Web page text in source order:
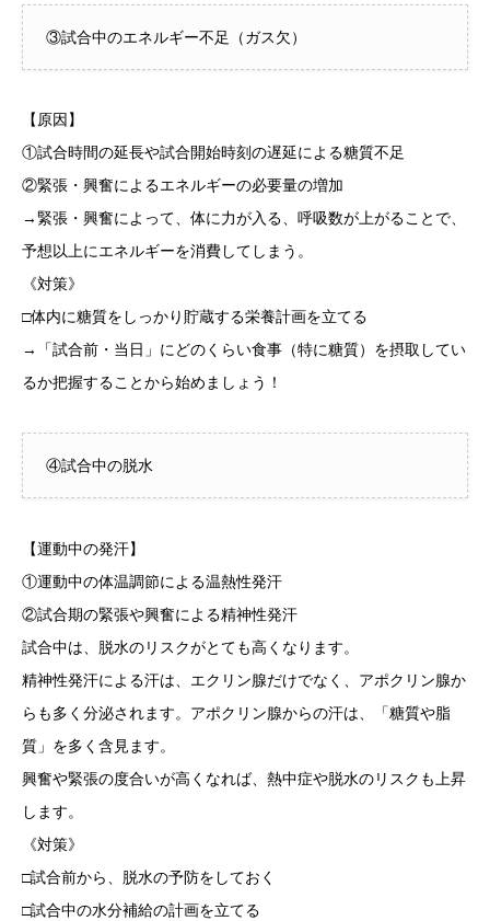
③試合中のエネルギー不足（ガス欠）
【原因】
①試合時間の延長や試合開始時刻の遅延による糖質不足
②緊張・興奮によるエネルギーの必要量の増加
→緊張・興奮によって、体に力が入る、呼吸数が上がることで、
予想以上にエネルギーを消費してしまう。
《対策》
□体内に糖質をしっかり貯蔵する栄養計画を立てる
→「試合前・当日」にどのくらい食事（特に糖質）を摂取してい
るか把握することから始めましょう！
④試合中の脱水
【運動中の発汗】
①運動中の体温調節による温熱性発汗
②試合期の緊張や興奮による精神性発汗
試合中は、脱水のリスクがとても高くなります。
精神性発汗による汗は、エクリン腺だけでなく、アポクリン腺か
らも多く分泌されます。アポクリン腺からの汗は、「糖質や脂
質」を多く含見ます。
興奮や緊張の度合いが高くなれば、熱中症や脱水のリスクも上昇
します。
《対策》
□試合前から、脱水の予防をしておく
□試合中の水分補給の計画を立てる